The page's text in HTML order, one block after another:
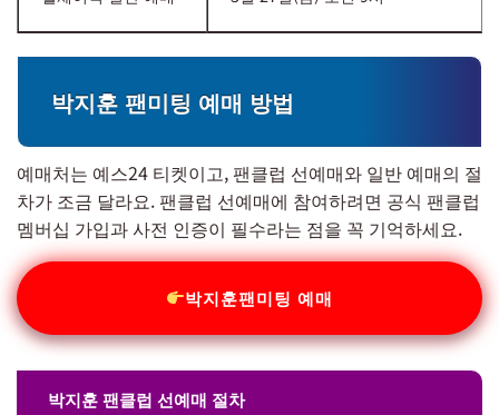
박지훈 팬미팅 예매 방법
예매처는 예스24 티켓이고, 팬클럽 선예매와 일반 예매의 절
차가 조금 달라요. 팬클럽 선예매에 참여하려면 공식 팬클럽
멤버십 가입과 사전 인증이 필수라는 점을 꼭 기억하세요.
박지훈팬미팅 예매
박지훈 팬클럽 선예매 절차